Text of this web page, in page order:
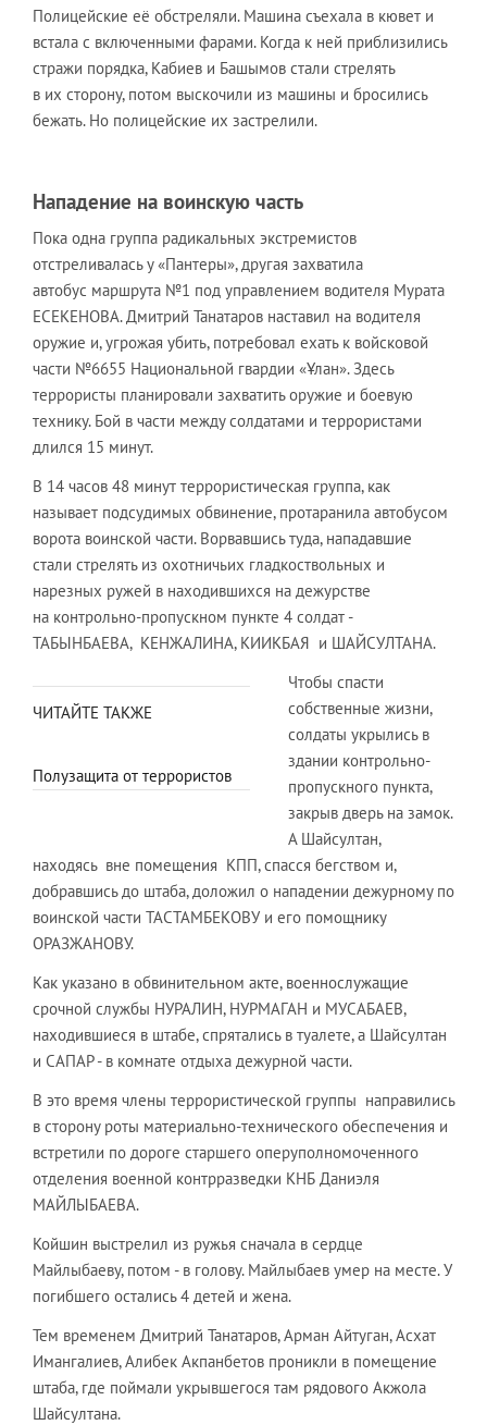
Полицейские её обстреляли. Машина съехала в кювет и
встала с включенными фарами. Когда к ней приблизились
стражи порядка, Кабиев и Башымов стали стрелять
в их сторону, потом выскочили из машины и бросились
бежать. Но полицейские их застрелили.
Нападение на воинскую часть
Пока одна группа радикальных экстремистов
отстреливалась у «Пантеры», другая захватила
автобус маршрута №1 под управлением водителя Мурата
ЕСЕКЕНОВА. Дмитрий Танатаров наставил на водителя
оружие и, угрожая убить, потребовал ехать к войсковой
части №6655 Национальной гвардии «Ұлан». Здесь
террористы планировали захватить оружие и боевую
технику. Бой в части между солдатами и террористами
длился 15 минут.
В 14 часов 48 минут террористическая группа, как
называет подсудимых обвинение, протаранила автобусом
ворота воинской части. Ворвавшись туда, нападавшие
стали стрелять из охотничьих гладкоствольных и
нарезных ружей в находившихся на дежурстве
на контрольно-пропускном пункте 4 солдат -
ТАБЫНБАЕВА, КЕНЖАЛИНА, КИИКБАЯ и ШАЙСУЛТАНА.
ЧИТАЙТЕ ТАКЖЕ
Полузащита от террористов
Чтобы спасти
собственные жизни,
солдаты укрылись в
здании контрольно-
пропускного пункта,
закрыв дверь на замок.
А Шайсултан,
находясь вне помещения КПП, спасся бегством и,
добравшись до штаба, доложил о нападении дежурному по
воинской части ТАСТАМБЕКОВУ и его помощнику
ОРАЗЖАНОВУ.
Как указано в обвинительном акте, военнослужащие
срочной службы НУРАЛИН, НУРМАГАН и МУСАБАЕВ,
находившиеся в штабе, спрятались в туалете, а Шайсултан
и САПАР - в комнате отдыха дежурной части.
В это время члены террористической группы направились
в сторону роты материально-технического обеспечения и
встретили по дороге старшего оперуполномоченного
отделения военной контрразведки КНБ Даниэля
МАЙЛЫБАЕВА.
Койшин выстрелил из ружья сначала в сердце
Майлыбаеву, потом - в голову. Майлыбаев умер на месте. У
погибшего остались 4 детей и жена.
Тем временем Дмитрий Танатаров, Арман Айтуган, Асхат
Имангалиев, Алибек Акпанбетов проникли в помещение
штаба, где поймали укрывшегося там рядового Акжола
Шайсултана.